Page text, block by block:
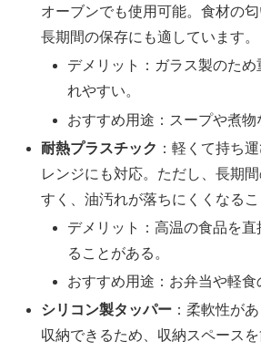
オーブンでも使用可能。食材の匂
長期間の保存にも適しています。
デメリット：ガラス製のため
れやすい。
おすすめ用途：スープや煮物
耐熱プラスチック ：軽くて持ち
レンジにも対応。ただし、長期
すく、油汚れが落ちにくくなるこ
デメリット：高温の食品を
ることがある。
おすすめ用途：お弁当や軽食
シリコン製タッパー ：柔軟性が
収納できるため、収納スペース